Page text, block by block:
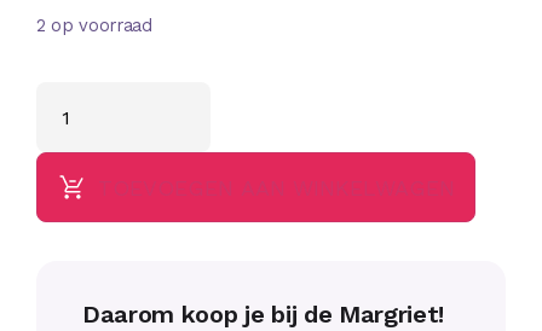
2 op voorraad
Daarom koop je bij de Margriet!